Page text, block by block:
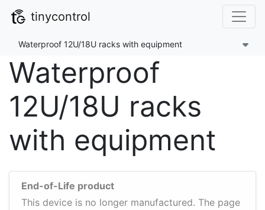
tinycontrol
Waterproof 12U/18U racks with equipment
Waterproof
12U/18U racks
with equipment
End-of-Life product
This device is no longer manufactured. The page